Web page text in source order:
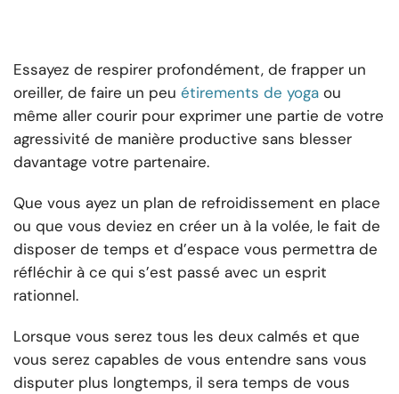
Essayez de respirer profondément, de frapper un
oreiller, de faire un peu étirements de yoga ou
même aller courir pour exprimer une partie de votre
agressivité de manière productive sans blesser
davantage votre partenaire.
Que vous ayez un plan de refroidissement en place
ou que vous deviez en créer un à la volée, le fait de
disposer de temps et d’espace vous permettra de
réfléchir à ce qui s’est passé avec un esprit
rationnel.
Lorsque vous serez tous les deux calmés et que
vous serez capables de vous entendre sans vous
disputer plus longtemps, il sera temps de vous